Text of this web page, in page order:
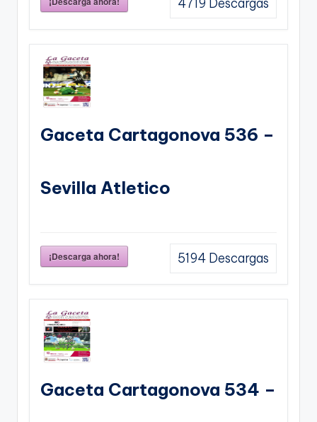
4719 Descargas
Gaceta Cartagonova 536 –
Sevilla Atletico
¡Descarga ahora! 5194 Descargas
Gaceta Cartagonova 534 –